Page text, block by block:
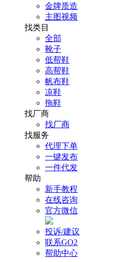
金牌质造
主图视频
找类目
全部
靴子
低帮鞋
高帮鞋
帆布鞋
凉鞋
拖鞋
找厂商
找厂商
找服务
代理下单
一键发布
一件代发
帮助
新手教程
在线咨询
官方微信
投诉/建议
联系GO2
帮助中心